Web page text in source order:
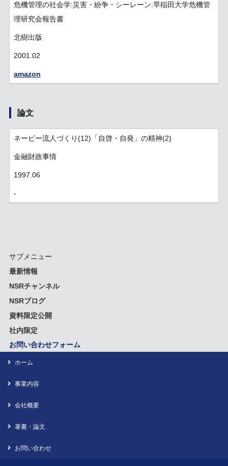
危機管理の社会学:災害・紛争・シーレーン:早稲田大学危機管
理研究会報告書
北樹出版
2001.02
amazon
論文
ネービー流人づくり(12)「自啓・自発」の精神(2)
金融財政事情
1997.06
-
サブメニュー
最新情報
NSRチャンネル
NSRブログ
資料限定公開
社内限定
お問い合わせフォーム
ホーム
事業内容
会社概要
著書・論文
お問い合わせ